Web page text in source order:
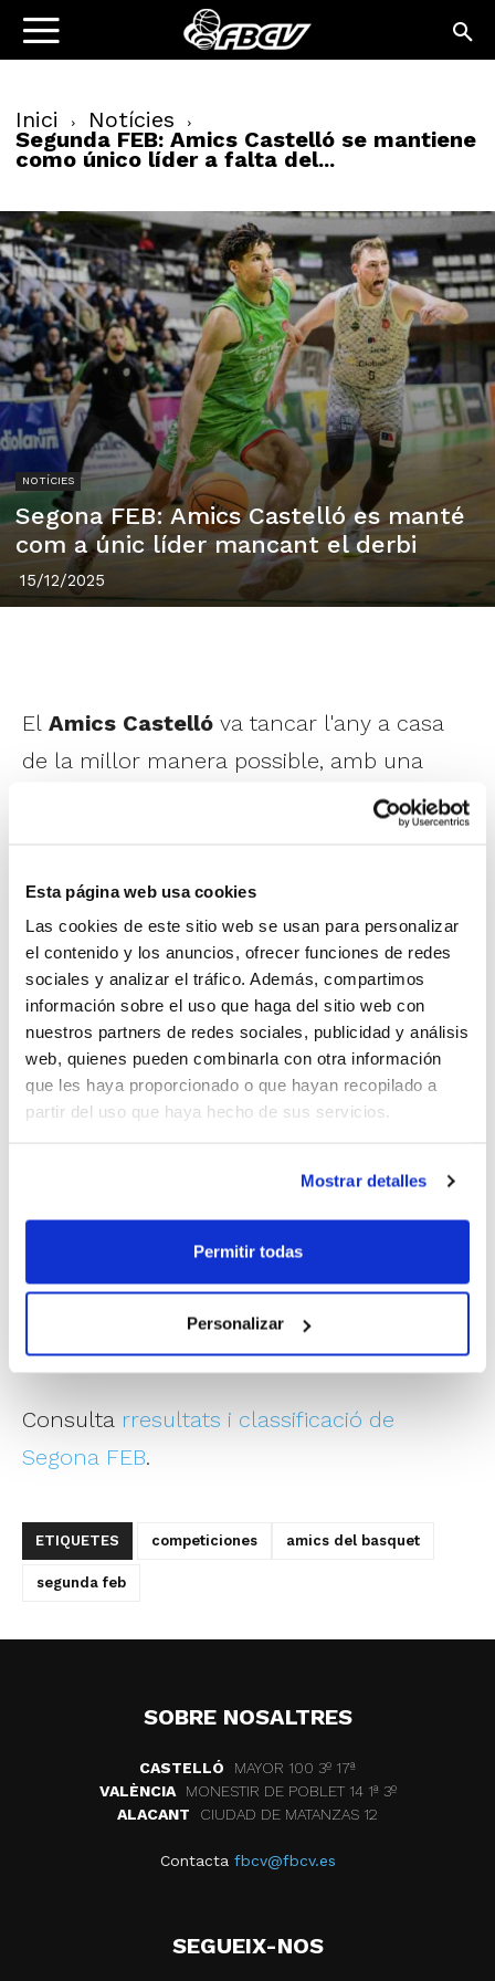
Esta página web usa cookies
Las cookies de este sitio web se usan para personalizar
el contenido y los anuncios, ofrecer funciones de redes
sociales y analizar el tráfico. Además, compartimos
información sobre el uso que haga del sitio web con
nuestros partners de redes sociales, publicidad y análisis
web, quienes pueden combinarla con otra información
que les haya proporcionado o que hayan recopilado a
partir del uso que haya hecho de sus servicios.
Mostrar detalles
Permitir todas
Personalizar
Inici Notícies
Segunda FEB: Amics Castelló se mantiene
como único líder a falta del...
NOTÍCIES
Segona FEB: Amics Castelló es manté
com a únic líder mancant el derbi
15/12/2025
El Amics Castelló va tancar l'any a casa
de la millor manera possible, amb una
gran victòria davant el Bueno Arenas
Albacete Basket que li permet mantindre's
especialment en una excel·lent segona
part en la qual els castellonencs van
elevar el seu nivell defensiu i només van
encaixar 27 punts.
La suspensió per pluja del derbi entre
com a líders en solitari, ja que el conjunt
de Gandia és l'únic que podia igualar eixes
8 victòries que mantenen al Amics Castelló
en el més alt.
Consulta rresultats i classificació de
Segona FEB.
ETIQUETES competiciones amics del basquet
segunda feb
SOBRE NOSALTRES
CASTELLÓ
MAYOR 100 3º 17ª
VALÈNCIA
MONESTIR DE POBLET 14 1ª 3º
ALACANT
CIUDAD DE MATANZAS 12
Contacta fbcv@fbcv.es
SEGUEIX-NOS